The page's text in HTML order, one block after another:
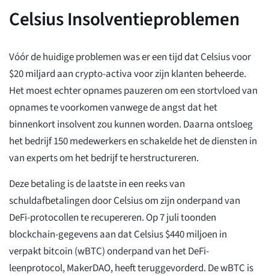
Celsius Insolventieproblemen
Vóór de huidige problemen was er een tijd dat Celsius voor
$20 miljard aan crypto-activa voor zijn klanten beheerde.
Het moest echter opnames pauzeren om een stortvloed van
opnames te voorkomen vanwege de angst dat het
binnenkort insolvent zou kunnen worden. Daarna ontsloeg
het bedrijf 150 medewerkers en schakelde het de diensten in
van experts om het bedrijf te herstructureren.
Deze betaling is de laatste in een reeks van
schuldafbetalingen door Celsius om zijn onderpand van
DeFi-protocollen te recupereren. Op 7 juli toonden
blockchain-gegevens aan dat Celsius $440 miljoen in
verpakt bitcoin (wBTC) onderpand van het DeFi-
leenprotocol, MakerDAO, heeft teruggevorderd. De wBTC is